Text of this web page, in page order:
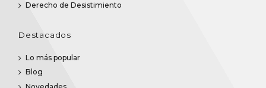
Derecho de Desistimiento
Destacados
Lo más popular
Blog